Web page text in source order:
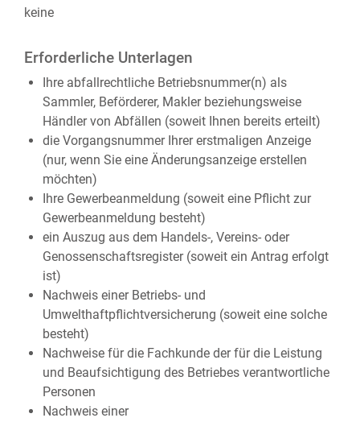
keine
Erforderliche Unterlagen
Ihre abfallrechtliche Betriebsnummer(n) als
Sammler, Beförderer, Makler beziehungsweise
Händler von Abfällen (soweit Ihnen bereits erteilt)
die Vorgangsnummer Ihrer erstmaligen Anzeige
(nur, wenn Sie eine Änderungsanzeige erstellen
möchten)
Ihre Gewerbeanmeldung (soweit eine Pflicht zur
Gewerbeanmeldung besteht)
ein Auszug aus dem Handels-, Vereins- oder
Genossenschaftsregister (soweit ein Antrag erfolgt
ist)
Nachweis einer Betriebs- und
Umwelthaftpflichtversicherung (soweit eine solche
besteht)
Nachweise für die Fachkunde der für die Leistung
und Beaufsichtigung des Betriebes verantwortliche
Personen
Nachweis einer